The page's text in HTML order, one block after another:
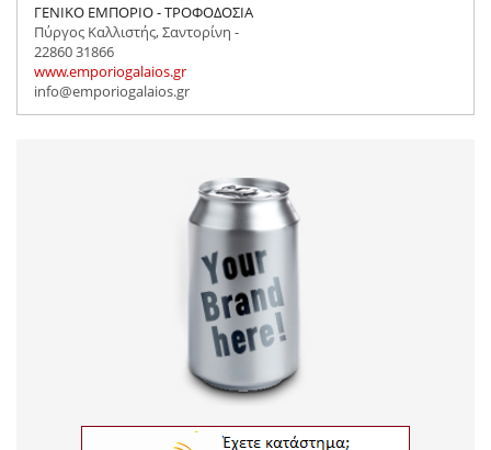
ΓΕΝΙΚΟ ΕΜΠΟΡΙΟ - ΤΡΟΦΟΔΟΣΙΑ
Πύργος Καλλιστής, Σαντορίνη -
22860 31866
www.emporiogalaios.gr
info@emporiogalaios.gr